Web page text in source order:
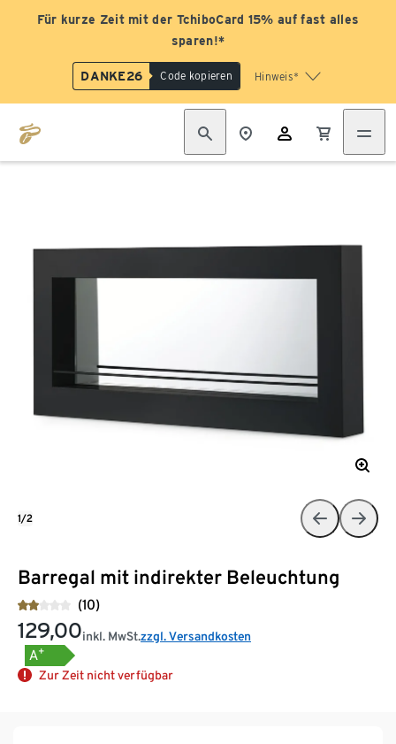
Für kurze Zeit mit der TchiboCard 15% auf fast alles
sparen!*
DANKE26 Code kopieren Hinweis*
Barregal mit indirekter Beleuchtung
(10)
129,00inkl. MwSt.zzgl. Versandkosten
A+
Zur Zeit nicht verfügbar
1/2